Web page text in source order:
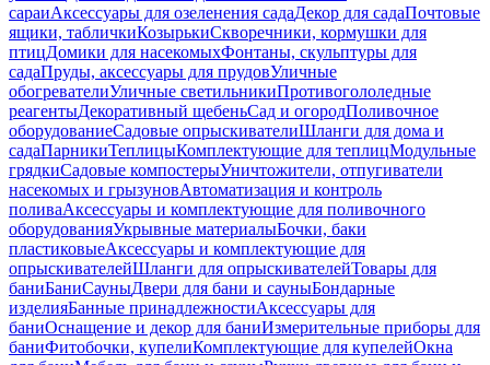
сараиАксессуары для озеленения садаДекор для садаПочтовые
ящики, табличкиКозырькиСкворечники, кормушки для
птицДомики для насекомыхФонтаны, скульптуры для
садаПруды, аксессуары для прудовУличные
обогревателиУличные светильникиПротивогололедные
реагентыДекоративный щебеньСад и огородПоливочное
оборудованиеСадовые опрыскивателиШланги для дома и
садаПарникиТеплицыКомплектующие для теплицМодульные
грядкиСадовые компостерыУничтожители, отпугиватели
насекомых и грызуновАвтоматизация и контроль
поливаАксессуары и комплектующие для поливочного
оборудованияУкрывные материалыБочки, баки
пластиковыеАксессуары и комплектующие для
опрыскивателейШланги для опрыскивателейТовары для
баниБаниСауныДвери для бани и сауныБондарные
изделияБанные принадлежностиАксессуары для
баниОснащение и декор для баниИзмерительные приборы для
баниФитобочки, купелиКомплектующие для купелейОкна